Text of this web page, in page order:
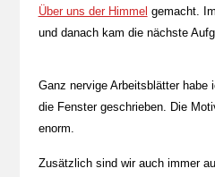
Über uns der Himmel gemacht.
und danach kam die nächste
Ganz nervige Arbeitsblätter habe
die Fenster geschrieben. Die
enorm.
Zusätzlich sind wir auch immer